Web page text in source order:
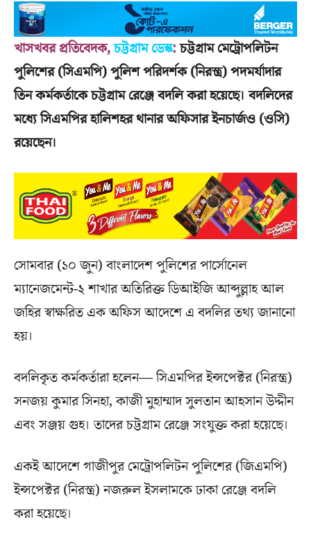
খাসখবর প্রতিবেদক,চট্টগ্রাম ডেস্ক:চট্টগ্রাম মেট্রোপলিটন
পুলিশের (সিএমপি) পুলিশ পরিদর্শক (নিরস্ত্র) পদমর্যাদার
তিন কর্মকর্তাকে চট্টগ্রাম রেঞ্জে বদলি করা হয়েছে। বদলিদের
মধ্যে সিএমপির হালিশহর থানার অফিসার ইনচার্জও (ওসি)
রয়েছেন।
সোমবার (১০ জুন) বাংলাদেশ পুলিশের পার্সোনেল
ম্যানেজমেন্ট-২ শাখার অতিরিক্ত ডিআইজি আব্দুল্লাহ আল
জহির স্বাক্ষরিত এক অফিস আদেশে এ বদলির তথ্য জানানো
হয়।
বদলিকৃত কর্মকর্তারা হলেন— সিএমপির ইন্সপেক্টর (নিরস্ত্র)
সনজয় কুমার সিনহা, কাজী মুহাম্মাদ সুলতান আহসান উদ্দীন
এবং সঞ্জয় গুহ। তাদের চট্টগ্রাম রেঞ্জে সংযুক্ত করা হয়েছে।
একই আদেশে গাজীপুর মেট্রোপলিটন পুলিশের (জিএমপি)
ইন্সপেক্টর (নিরস্ত্র) নজরুল ইসলামকে ঢাকা রেঞ্জে বদলি
করা হয়েছে।